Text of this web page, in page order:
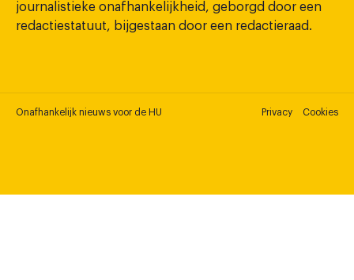
journalistieke onafhankelijkheid, geborgd door een
redactiestatuut, bijgestaan door een redactieraad.
Onafhankelijk nieuws voor de HU Privacy Cookies